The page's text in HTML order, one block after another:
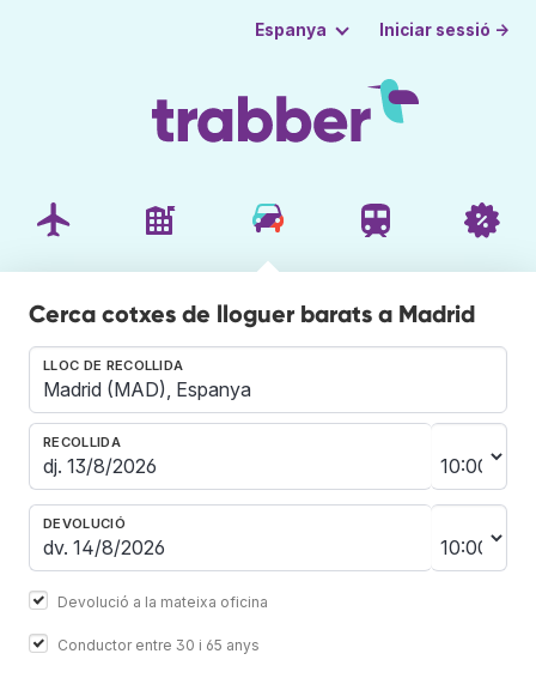
Espanya Iniciar sessió →
Cerca cotxes de lloguer barats a Madrid
LLOC DE RECOLLIDA
RECOLLIDA
DEVOLUCIÓ
Devolució a la mateixa oficina
Conductor entre 30 i 65 anys